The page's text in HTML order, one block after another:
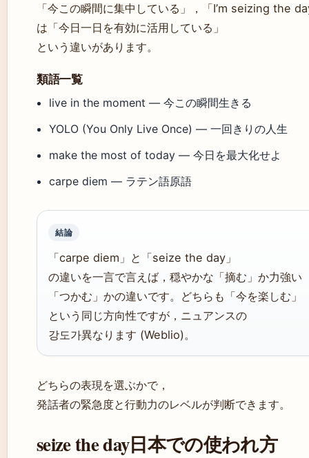
「今この瞬間に集中している」，「I’m seizing the
は「今日一日を有効に活用している」
という違いがあります。
類語一覧
live in the moment — 今この瞬間生きる
YOLO (You Only Live Once) — 一回きりの人生
make the most of today — 今日を最大化せよ
carpe diem — ラテン語原語
結論
「carpe diem」と「seize the day」
の違いを一言で言えば，穏やかな「摘む」か力強い
「つかむ」かの違いです。どちらも「今を楽しむ」
という同じ方向性ですが，ニュアンスの
강도가異なります (Weblio)。
どちらの表現を選ぶかで，
発話者の緊急度と行動力のレベルが判断できます。
seize the day日本での使われ方